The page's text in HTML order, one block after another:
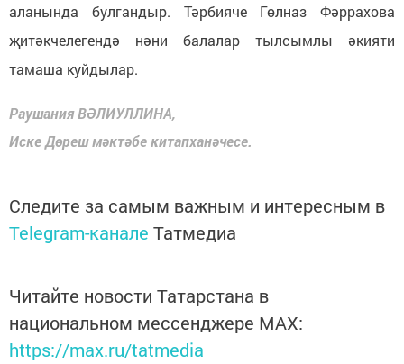
аланында булгандыр. Тәрбияче Гөлназ Фәррахова
җитәкчелегендә нәни балалар тылсымлы әкияти
тамаша куйдылар.
Раушания ВӘЛИУЛЛИНА,
Иске Дөреш мәктәбе китапханәчесе.
Следите за самым важным и интересным в
Telegram-канале Татмедиа
Читайте новости Татарстана в
национальном мессенджере MАХ:
https://max.ru/tatmedia